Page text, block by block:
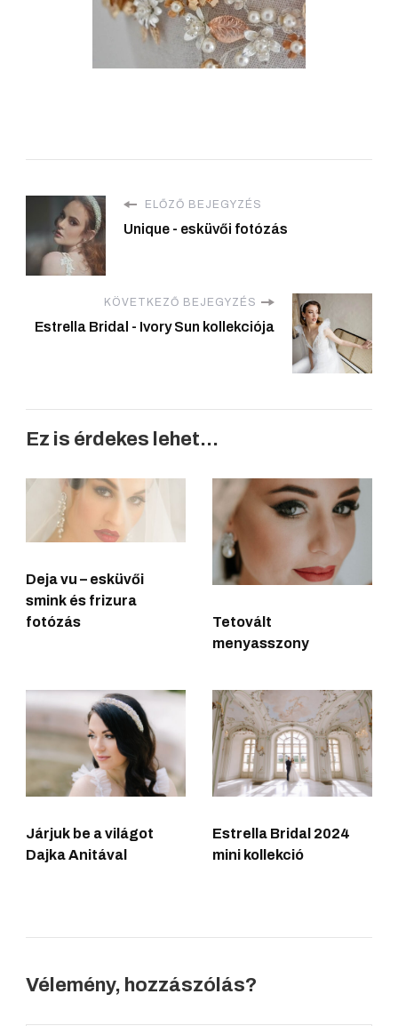
ELŐZŐ BEJEGYZÉS
Unique - esküvői fotózás
KÖVETKEZŐ BEJEGYZÉS
Estrella Bridal - Ivory Sun kollekciója
Ez is érdekes lehet...
Deja vu – esküvői
smink és frizura
fotózás
Tetovált
menyasszony
Járjuk be a világot
Dajka Anitával
Estrella Bridal 2024
mini kollekció
Vélemény, hozzászólás?